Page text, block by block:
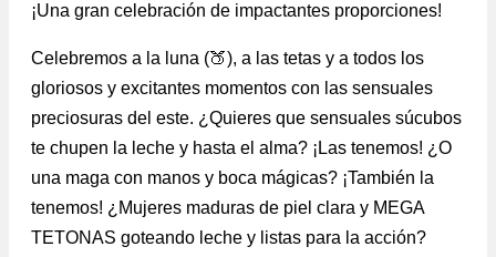
¡Una gran celebración de impactantes proporciones!
Celebremos a la luna (🍑), a las tetas y a todos los
gloriosos y excitantes momentos con las sensuales
preciosuras del este. ¿Quieres que sensuales súcubos
te chupen la leche y hasta el alma? ¡Las tenemos! ¿O
una maga con manos y boca mágicas? ¡También la
tenemos! ¿Mujeres maduras de piel clara y MEGA
TETONAS goteando leche y listas para la acción?